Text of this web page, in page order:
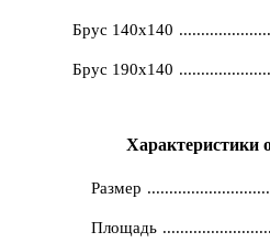
Брус 140х140
Брус 190х140
Характеристики
Размер
Площадь